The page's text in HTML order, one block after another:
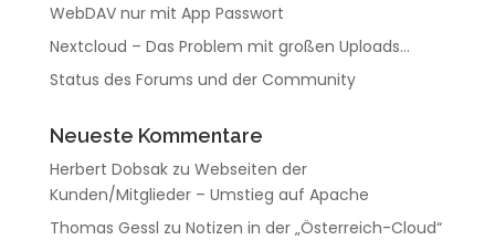
WebDAV nur mit App Passwort
Nextcloud – Das Problem mit großen Uploads…
Status des Forums und der Community
Neueste Kommentare
Herbert Dobsakzu Webseiten der
Kunden/Mitglieder – Umstieg auf Apache
Thomas Gessl zu Notizen in der „Österreich-Cloud“